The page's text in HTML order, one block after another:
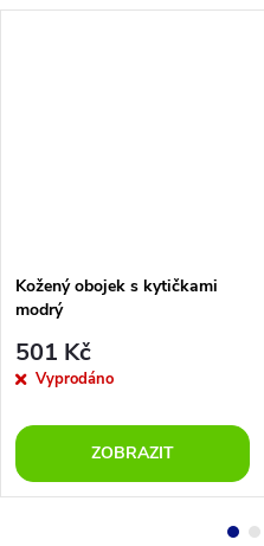
Kožený obojek s kytičkami
modrý
501 Kč
Vyprodáno
ZOBRAZIT